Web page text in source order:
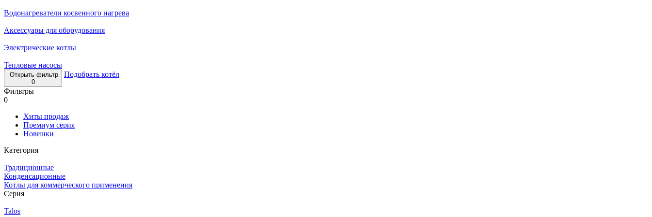
Водонагреватели косвенного нагрева
Аксессуары для оборудования
Электрические котлы
Тепловые насосы
Открыть фильтр
0
Подобрать котёл
Фильтры
0
Хиты продаж
Премиум серия
Новинки
Категория
Традиционные
Конденсационные
Котлы для коммерческого применения
Серия
Talos